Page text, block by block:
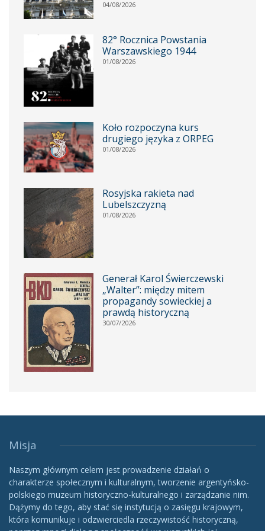
04/08/2026
82° Rocznica Powstania
Warszawskiego 1944
01/08/2026
Koło rozpoczyna kurs
drugiego języka z ORPEG
01/08/2026
Rosyjska rakieta nad
Lubelszczyzną
01/08/2026
Generał Karol Świerczewski
„Walter”: między mitem
propagandy sowieckiej a
prawdą historyczną
30/07/2026
Misja
Naszym głównym celem jest prowadzenie działań o
charakterze społecznym i kulturalnym, tworzenie argentyńsko-
polskiego muzeum historyczno-kulturalnego i zarządzanie nim.
Dążymy do tego, aby stać się instytucją o zasięgu krajowym,
która komunikuje i odzwierciedla rzeczywistość historyczną,